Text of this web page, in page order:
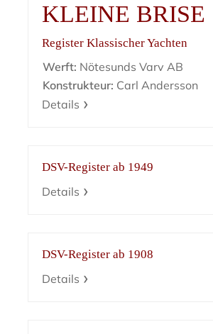
KLEINE BRISE
Register Klassischer Yachten
Werft: Nötesunds Varv AB
Konstrukteur: Carl Andersson
Details
DSV-Register ab 1949
Details
DSV-Register ab 1908
Details